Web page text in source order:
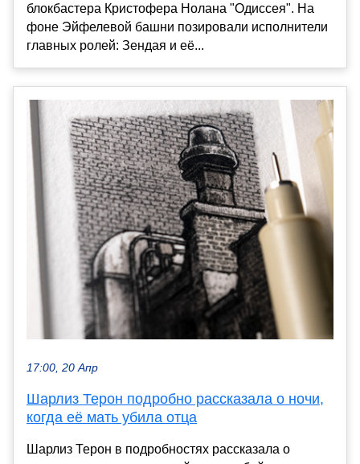
блокбастера Кристофера Нолана "Одиссея". На
фоне Эйфелевой башни позировали исполнители
главных ролей: Зендая и её...
17:00, 20 Апр
Шарлиз Терон подробно рассказала о ночи,
когда её мать убила отца
Шарлиз Терон в подробностях рассказала о